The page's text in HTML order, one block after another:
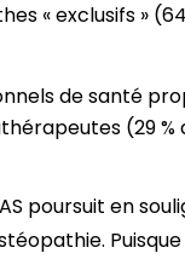
« exclusifs »
de santé
(29
poursuit en